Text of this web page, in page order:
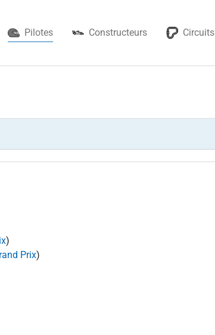
Pilotes(current) Constructeurs Circuits
)
Prix)